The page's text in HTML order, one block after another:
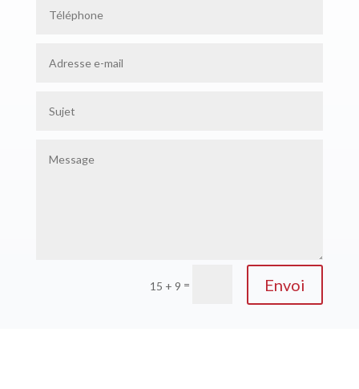
15 + 9 = Envoi